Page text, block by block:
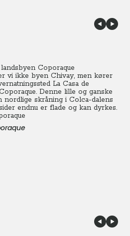
Coporaque
vi ikke byen Chivay, men kører
La Casa de
Denne lille og ganske
nordlige skråning i Colca-dalens
endnu er flade og kan dyrkes.